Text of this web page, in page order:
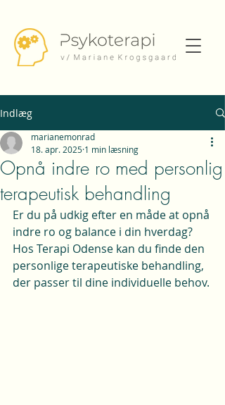
Indlæg
Opnå indre ro med personlig
terapeutisk behandling
marianemonrad
18. apr. 2025 1 min læsning
Er du på udkig efter en måde at opnå
indre ro og balance i din hverdag?
Hos Terapi Odense kan du finde den
personlige terapeutiske behandling,
der passer til dine individuelle behov.